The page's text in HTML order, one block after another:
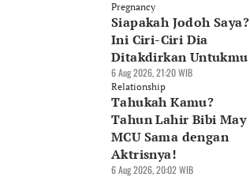
Pregnancy
Siapakah Jodoh Saya?
Ini Ciri-Ciri Dia
Ditakdirkan Untukmu
6 Aug 2026, 21:20 WIB
Relationship
Tahukah Kamu?
Tahun Lahir Bibi May
MCU Sama dengan
Aktrisnya!
6 Aug 2026, 20:02 WIB